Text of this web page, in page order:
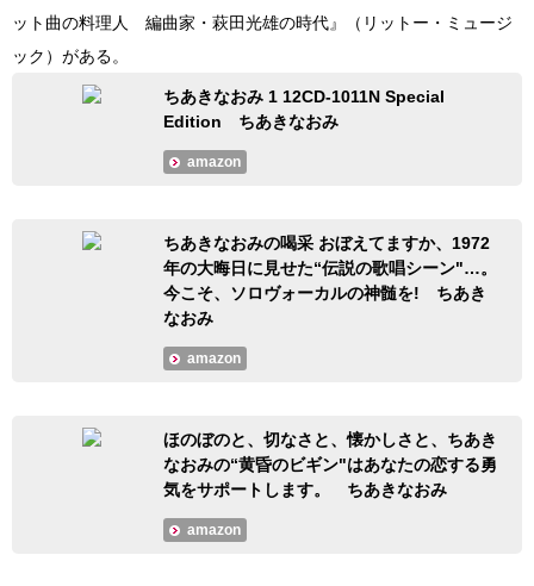
ット曲の料理人 編曲家・萩田光雄の時代』（リットー・ミュージ
ック）がある。
ちあきなおみ 1 12CD-1011N Special
Edition ちあきなおみ
amazon
ちあきなおみの喝采 おぼえてますか、1972
年の大晦日に見せた“伝説の歌唱シーン"…。
今こそ、ソロヴォーカルの神髄を! ちあき
なおみ
amazon
ほのぼのと、切なさと、懐かしさと、ちあき
なおみの“黄昏のビギン"はあなたの恋する勇
気をサポートします。 ちあきなおみ
amazon